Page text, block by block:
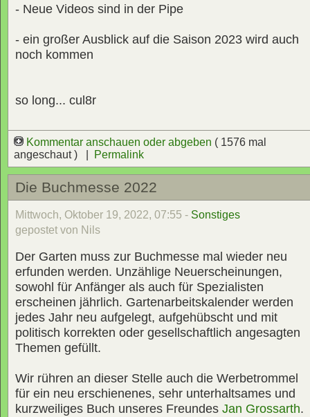
- Neue Videos sind in der Pipe
- ein großer Ausblick auf die Saison 2023 wird auch
noch kommen
so long... cul8r
Kommentar anschauen oder abgeben ( 1576 mal
angeschaut ) |
Permalink
Die Buchmesse 2022
Mittwoch, Oktober 19, 2022, 07:55 - Sonstiges
gepostet von Nils
Der Garten muss zur Buchmesse mal wieder neu
erfunden werden. Unzählige Neuerscheinungen,
sowohl für Anfänger als auch für Spezialisten
erscheinen jährlich. Gartenarbeitskalender werden
jedes Jahr neu aufgelegt, aufgehübscht und mit
politisch korrekten oder gesellschaftlich angesagten
Themen gefüllt.
Wir rühren an dieser Stelle auch die Werbetrommel
für ein neu erschienenes, sehr unterhaltsames und
kurzweiliges Buch unseres Freundes Jan Grossarth.